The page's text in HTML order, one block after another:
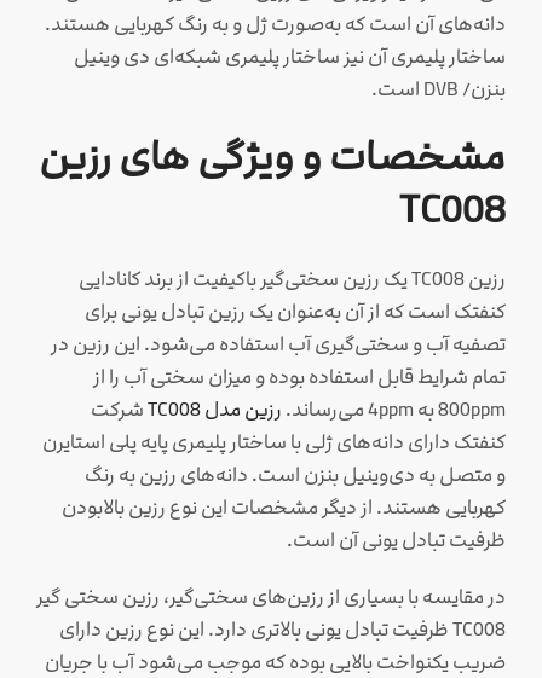
دانه‌های آن است که به‌صورت ژل و به رنگ کهربایی هستند.
ساختار پلیمری آن نیز ساختار پلیمری شبکه‌ای دی وینیل
بنزن/ DVB است.
مشخصات و ویژگی های رزین
TC008
رزین TC008 یک رزین سختی‌گیر باکیفیت از برند کانادایی
کنفتک است که از آن به‌عنوان یک رزین تبادل یونی برای
تصفیه آب و سختی‌گیری آب استفاده می‌شود. این رزین در
تمام شرایط قابل استفاده بوده و میزان سختی آب را از
800ppm به 4ppm می‌رساند.
رزین مدل TC008
شرکت
کنفتک دارای دانه‌های ژلی با ساختار پلیمری پایه پلی استایرن
و متصل به دی‌وینیل بنزن است. دانه‌های رزین به رنگ
کهربایی هستند. از دیگر مشخصات این نوع رزین بالابودن
ظرفیت تبادل یونی آن است.
در مقایسه با بسیاری از رزین‌های سختی‌گیر، رزین سختی گیر
TC008 ظرفیت تبادل یونی بالاتری دارد. این نوع رزین دارای
ضریب یکنواخت بالایی بوده که موجب می‌شود آب با جریان